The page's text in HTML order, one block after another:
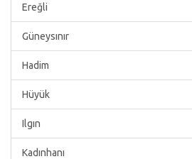
Ereğli
Güneysınır
Hadim
Hüyük
Ilgın
Kadınhanı